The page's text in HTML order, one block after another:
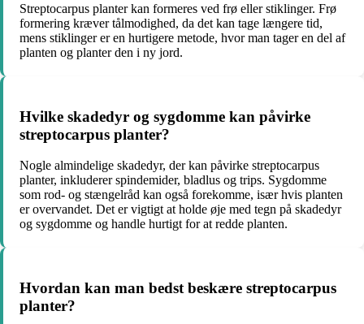
Streptocarpus planter kan formeres ved frø eller stiklinger. Frø
formering kræver tålmodighed, da det kan tage længere tid,
mens stiklinger er en hurtigere metode, hvor man tager en del af
planten og planter den i ny jord.
Hvilke skadedyr og sygdomme kan påvirke
streptocarpus planter?
Nogle almindelige skadedyr, der kan påvirke streptocarpus
planter, inkluderer spindemider, bladlus og trips. Sygdomme
som rod- og stængelråd kan også forekomme, især hvis planten
er overvandet. Det er vigtigt at holde øje med tegn på skadedyr
og sygdomme og handle hurtigt for at redde planten.
Hvordan kan man bedst beskære streptocarpus
planter?